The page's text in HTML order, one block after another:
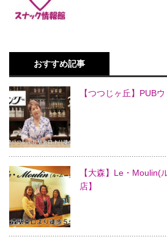
おすすめ記事
【つつじヶ丘】PUB
【大森】Le・Moulin(
店】